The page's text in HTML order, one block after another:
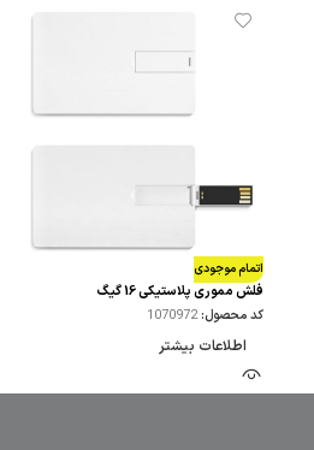
اتمام موجودی
فلش مموری پلاستیکی 16 گیگ
کد محصول:1070972
اطلاعات بیشتر